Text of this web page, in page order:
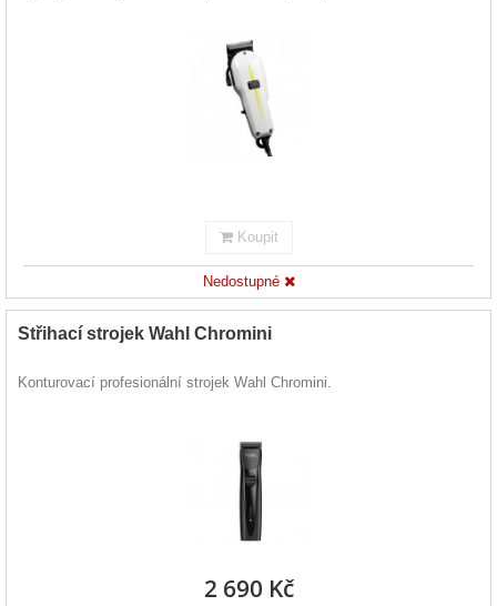
Koupit
Nedostupné
Střihací strojek Wahl Chromini
Konturovací profesionální strojek Wahl Chromini.
2 690 Kč